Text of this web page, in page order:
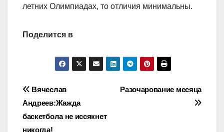
летних Олимпиадах, то отличия минимальны.
Поделится в
Навигация
по
Разочарование месяца
Вячеслав
Андреев:Жажда
баскетбола не иссякнет
никогда!